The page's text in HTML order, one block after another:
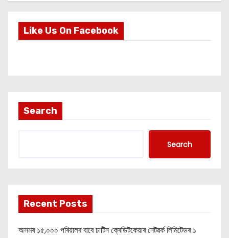
Like Us On Facebook
Search
Search
Recent Posts
অসমৰ ১৫,০০০ পৰিয়ালৰ বাবে চাটিন ক্ৰেডিটকেয়াৰ নেটৱৰ্ক লিমিটেডৰ ১